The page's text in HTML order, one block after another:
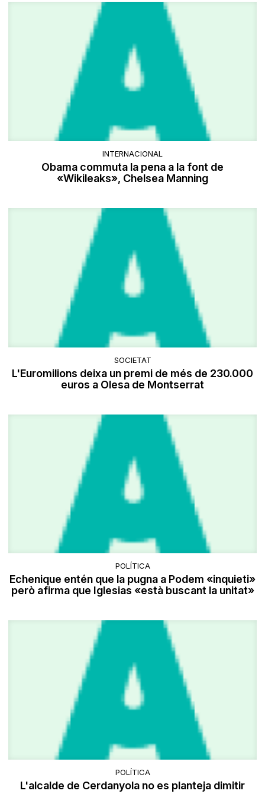
INTERNACIONAL
Obama commuta la pena a la font de
«Wikileaks», Chelsea Manning
SOCIETAT
L'Euromilions deixa un premi de més de 230.000
euros a Olesa de Montserrat
POLÍTICA
Echenique entén que la pugna a Podem «inquieti»
però afirma que Iglesias «està buscant la unitat»
POLÍTICA
L'alcalde de Cerdanyola no es planteja dimitir